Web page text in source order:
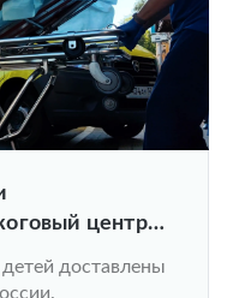
центр
доставлены